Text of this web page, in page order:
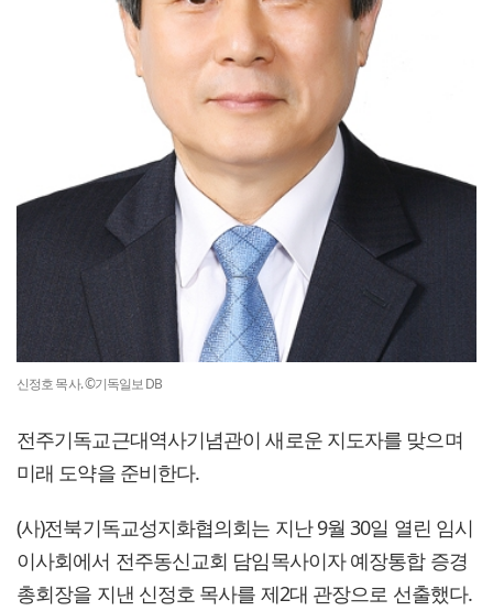
신정호 목사. ©기독일보 DB
전주기독교근대역사기념관이 새로운 지도자를 맞으며
미래 도약을 준비한다.
(사)전북기독교성지화협의회는 지난 9월 30일 열린 임시
이사회에서 전주동신교회 담임목사이자 예장통합 증경
총회장을 지낸 신정호 목사를 제2대 관장으로 선출했다.